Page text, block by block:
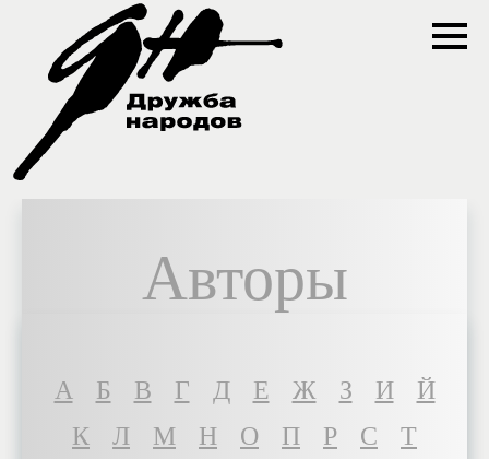
Авторы
A Б В Г Д Е Ж З И
Й
К
Л М Н О П Р С
Т